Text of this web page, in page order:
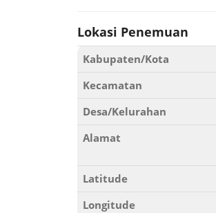
Lokasi Penemuan
Kabupaten/Kota
Kecamatan
Desa/Kelurahan
Alamat
Latitude
Longitude